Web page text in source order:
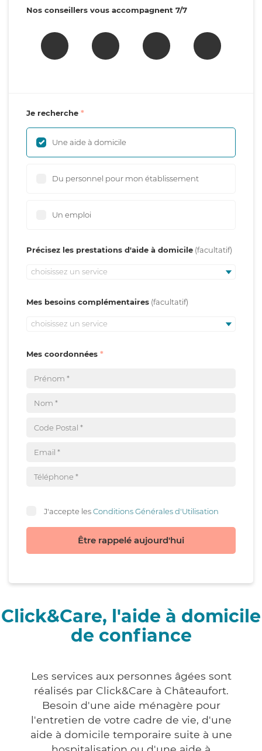
Nos conseillers vous accompagnent 7/7
Je recherche
Une aide à domicile
Du personnel pour mon établissement
Un emploi
Précisez les prestations d'aide à domicile
choisissez un service
Mes besoins complémentaires
choisissez un service
Mes coordonnées
J'accepte lesConditions Générales d'Utilisation
Être rappelé aujourd'hui
Click&Care, l'aide à domicile
de confiance
Les services aux personnes âgées sont
réalisés par Click&Care à Châteaufort.
Besoin d'une aide ménagère pour
l'entretien de votre cadre de vie, d'une
aide à domicile temporaire suite à une